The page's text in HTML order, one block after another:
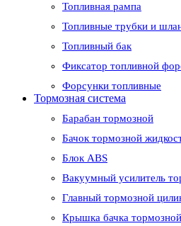
Топливная рампа
Топливные трубки и
Топливный бак
Фиксатор топливной
Форсунки топливные
Тормозная система
Барабан тормозной
Бачок тормозной
Блок ABS
Вакуумный усилитель
Главный тормозной
Крышка бачка